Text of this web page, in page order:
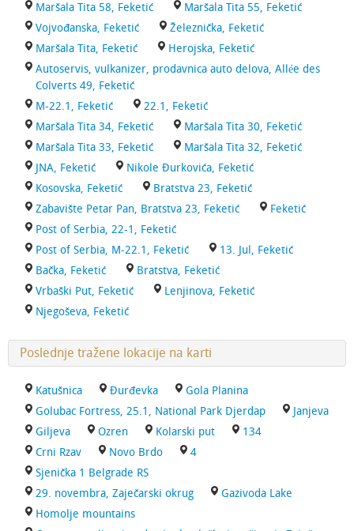
Maršala Tita 58, Feketić
Maršala Tita 55, Feketić
Vojvođanska, Feketić
Železnička, Feketić
Maršala Tita, Feketić
Herojska, Feketić
Autoservis, vulkanizer, prodavnica auto delova, Allée des
Colverts 49, Feketić
M-22.1, Feketić
22.1, Feketić
Maršala Tita 34, Feketić
Maršala Tita 30, Feketić
Maršala Tita 33, Feketić
Maršala Tita 32, Feketić
JNA, Feketić
Nikole Đurkovića, Feketić
Kosovska, Feketić
Bratstva 23, Feketić
Zabavište Petar Pan, Bratstva 23, Feketić
Feketić
Post of Serbia, 22-1, Feketić
Post of Serbia, M-22.1, Feketić
13. Jul, Feketić
Bačka, Feketić
Bratstva, Feketić
Vrbaški Put, Feketić
Lenjinova, Feketić
Njegoševa, Feketić
Poslednje tražene lokacije na karti
Katušnica Đurđevka
Gola Planina
Golubac Fortress, 25.1, National Park Djerdap
Janjeva
Giljeva
Ozren Kolarski put
134
Crni Rzav
Novo Brdo
4
Sjenička 1 Belgrade RS
29. novembra, Zaječarski okrug
Gazivoda Lake
Homolje mountains